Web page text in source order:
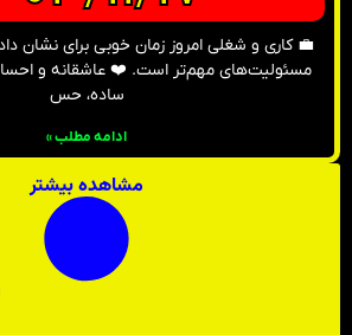
💼 کاری و شغلی امروز زمان خوبی برای نشان
مسئولیت‌های مهم‌تر است. ❤️ عاشقانه و
ساده، حس
ادامه مطلب »
مشاهده بیشتر